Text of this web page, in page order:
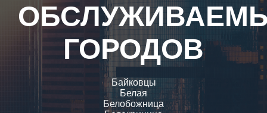
ГОРОДОВ
Байковцы
Белая
Белобожница